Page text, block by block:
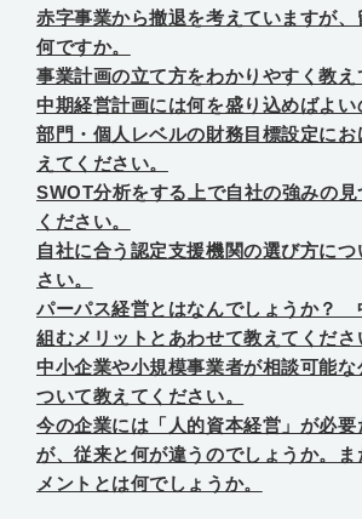
赤字事業から撤退を考えていますが
何ですか。
事業計画の立て方をわかりやすく教え
中期経営計画には何を盛り込めばよい
部門・個人レベルの財務目標設定に
えてください。
SWOT分析をする上で自社の強みの見
ください。
自社に合う認定支援機関の選び方に
さい。
パーパス経営とはなんでしょうか？
組むメリットとあわせて教えてくださ
中小企業や小規模事業者が相談可能な
ついて教えてください。
今の企業には「人的資本経営」が必要
が、従来と何が違うのでしょうか。
メントとは何でしょうか。